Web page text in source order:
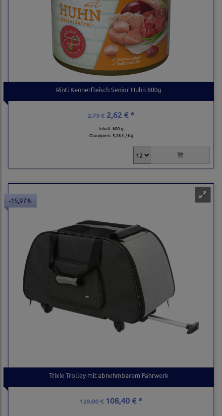
Rinti Kennerfleisch Senior Huhn 800g
2,79 € 2,62 € *
Inhalt: 800 g
Grundpreis:3,28 € / Kg
-15,97%
Trixie Trolley mit abnehmbarem Fahrwerk
129,00 € 108,40 € *